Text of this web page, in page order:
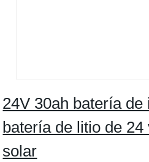
24V 30ah batería de
batería de litio de
solar